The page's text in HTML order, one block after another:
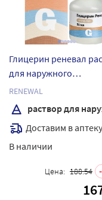
Глицерин реневал
для наружного
применения 50 мл
капельница
RENEWAL
раствор для наружного
Доставим в аптеку
В наличии
Цена: 188.54